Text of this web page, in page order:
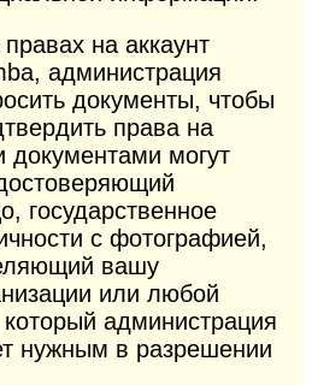
на аккаунт
администрация
документы, чтобы
права на
документами могут
государственное
с фотографией,
вашу
или любой
администрация
нужным в разрешении